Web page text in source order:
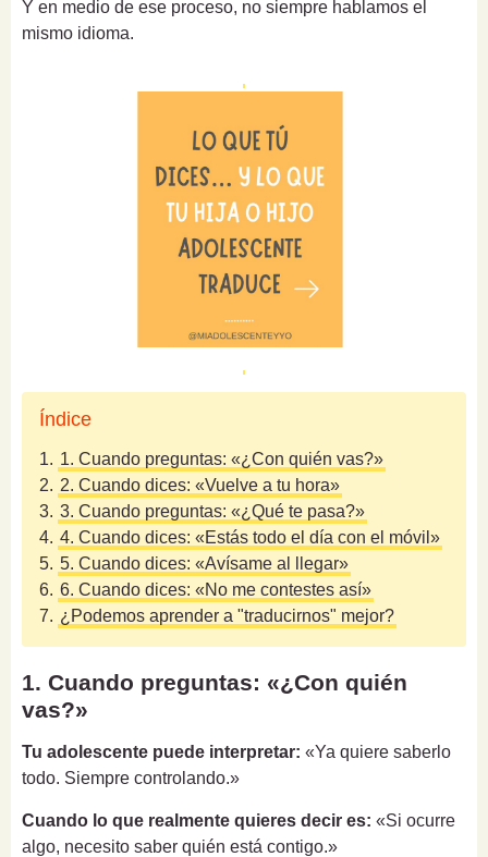
Y en medio de ese proceso, no siempre hablamos el
mismo idioma.
Índice
1. 1. Cuando preguntas: «¿Con quién vas?»
2. 2. Cuando dices: «Vuelve a tu hora»
3. 3. Cuando preguntas: «¿Qué te pasa?»
4. 4. Cuando dices: «Estás todo el día con el móvil»
5. 5. Cuando dices: «Avísame al llegar»
6. 6. Cuando dices: «No me contestes así»
7. ¿Podemos aprender a "traducirnos" mejor?
1. Cuando preguntas: «¿Con quién
vas?»
Tu adolescente puede interpretar: «Ya quiere saberlo
todo. Siempre controlando.»
Cuando lo que realmente quieres decir es: «Si ocurre
algo, necesito saber quién está contigo.»